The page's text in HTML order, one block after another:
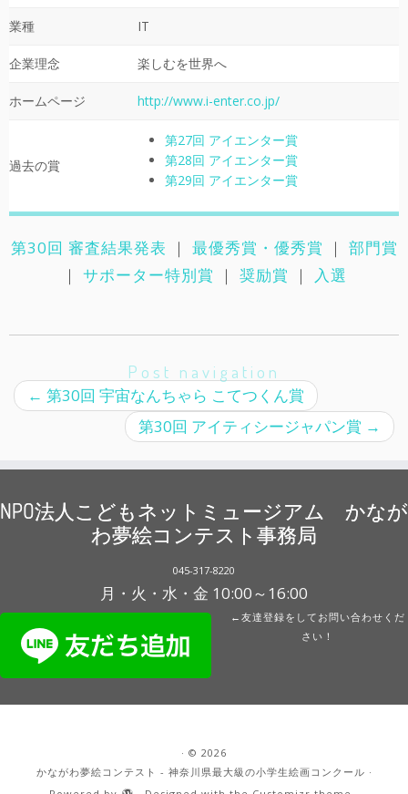
業種 IT
企業理念 楽しむを世界へ
ホームページ http://www.i-enter.co.jp/
過去の賞
第27回 アイエンター賞
第28回 アイエンター賞
第29回 アイエンター賞
第30回 審査結果発表 ｜ 最優秀賞・優秀賞 ｜ 部門賞
｜ サポーター特別賞 ｜ 奨励賞 ｜ 入選
Post navigation
← 第30回 宇宙なんちゃら こてつくん賞
第30回 アイティシージャパン賞 →
NPO法人こどもネットミュージアム かなが
わ夢絵コンテスト事務局
045-317-8220
月・火・水・金 10:00～16:00
←友達登録をしてお問い合わせくだ
さい！
· © 2026
かながわ夢絵コンテスト - 神奈川県最大級の小学生絵画コンクール ·